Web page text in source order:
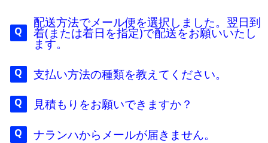
配送方法でメール便を選択しました。翌日到
着(または着日を指定)で配送をお願いいたし
ます。
支払い方法の種類を教えてください。
見積もりをお願いできますか？
ナランハからメールが届きません。